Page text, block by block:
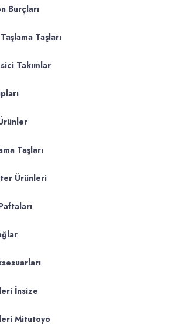
Burçları
Taşları
Takımlar
Taşları
Ürünleri
İnsize
Mitutoyo